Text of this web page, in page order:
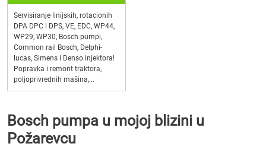
Servisiranje linijskih, rotacionih
DPA DPC i DPS, VE, EDC, WP44,
WP29, WP30, Bosch pumpi,
Common rail Bosch, Delphi-
lucas, Simens i Denso injektora!
Popravka i remont traktora,
poljoprivrednih mašina,...
Bosch pumpa u mojoj blizini u
Požarevcu